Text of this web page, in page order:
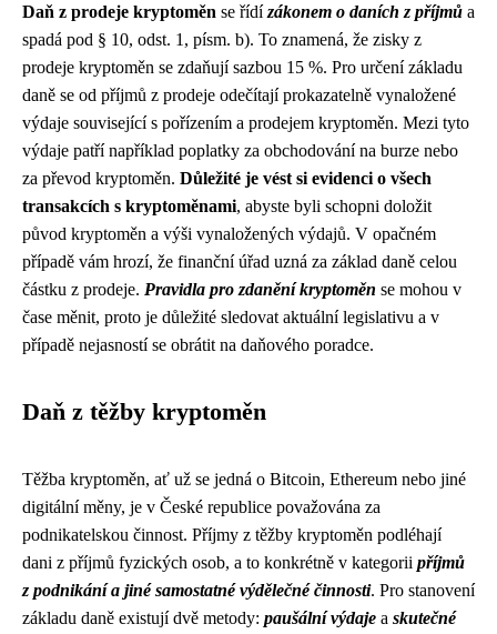
Daň z prodeje kryptoměn se řídízákonem o daních z příjmů a
spadá pod § 10, odst. 1, písm. b). To znamená, že zisky z
prodeje kryptoměn se zdaňují sazbou 15 %. Pro určení základu
daně se od příjmů z prodeje odečítají prokazatelně vynaložené
výdaje související s pořízením a prodejem kryptoměn. Mezi tyto
výdaje patří například poplatky za obchodování na burze nebo
za převod kryptoměn. Důležité je vést si evidenci o všech
transakcích s kryptoměnami, abyste byli schopni doložit
původ kryptoměn a výši vynaložených výdajů. V opačném
případě vám hrozí, že finanční úřad uzná za základ daně celou
částku z prodeje. Pravidla pro zdanění kryptoměn se mohou v
čase měnit, proto je důležité sledovat aktuální legislativu a v
případě nejasností se obrátit na daňového poradce.
Daň z těžby kryptoměn
Těžba kryptoměn, ať už se jedná o Bitcoin, Ethereum nebo jiné
digitální měny, je v České republice považována za
podnikatelskou činnost. Příjmy z těžby kryptoměn podléhají
dani z příjmů fyzických osob, a to konkrétně v kategorii příjmů
z podnikání a jiné samostatné výdělečné činnosti. Pro stanovení
základu daně existují dvě metody: paušální výdaje a skutečné